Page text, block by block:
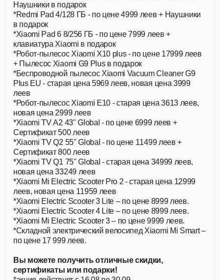
Наушники в подарок
*Redmi Pad 4/128 ГБ - по цене 4999 леев + Наушники
в подарок
*Xiaomi Pad 6 8/256 ГБ - по цене 7999 леев +
клавиатура Xiaomi в подарок
*Робот-пылесос Xiaomi X10 plus - по цене 17999 леев
+ Пылесос Xiaomi G9 Plus в подарок
*Беспроводной пылесос Xiaomi Vacuum Cleaner G9
Plus EU - старая цена 5969 леев, новая цена 3999
леев
*Робот-пылесос Xiaomi E10 - старая цена 3613 леев,
новая цена 2999 леев
*Xiaomi TV A2 43" Global - по цене 6999 леев +
Сертификат 500 леев
*Xiaomi TV Q2 55" Global - по цене 11499 леев +
Сертификат 800 леев
*Xiaomi TV Q1 75" Global - старая цена 34999 леев,
новая цена 33249 леев
*Xiaomi Mi Electric Scooter Pro 2 - старая цена 12999
леев, новая цена 11959 леев
*Xiaomi Electric Scooter 3 Lite – по цене 8999 леев.
*Xiaomi Electric Scooter 4 Lite – по цене 8999 леев.
*Xiaomi Mi Electric Scooter 3 – по цене 9999 леев.
*Складной электрический велосипед Xiaomi Mi Smart –
по цене 17 999 леев.
Вы можете получить отличные скидки,
сертификаты или подарки!